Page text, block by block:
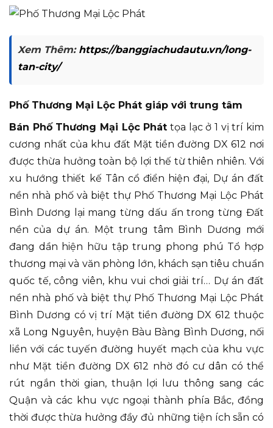
Xem Thêm: https://banggiachudautu.vn/long-
tan-city/
Phố Thương Mại Lộc Phát giáp với trung tâm
Bán Phố Thương Mại Lộc Phát tọa lạc ở 1 vị trí kim
cương nhất của khu đất Mặt tiền đường DX 612 nơi
được thừa hưởng toàn bộ lợi thế từ thiên nhiên. Với
xu hướng thiết kế Tân cổ điển hiện đại, Dự án đất
nền nhà phố và biệt thự Phố Thương Mại Lộc Phát
Bình Dương lại mang từng dấu ấn trong từng Đất
nền của dự án. Một trung tâm Bình Dương mới
đang dần hiện hữu tập trung phong phú Tổ hợp
thương mại và văn phòng lớn, khách sạn tiêu chuẩn
quốc tế, công viên, khu vui chơi giải trí… Dự án đất
nền nhà phố và biệt thự Phố Thương Mại Lộc Phát
Bình Dương có vị trí Mặt tiền đường DX 612 thuộc
xã Long Nguyên, huyện Bàu Bàng Bình Dương, nối
liền với các tuyến đường huyết mạch của khu vực
như Mặt tiền đường DX 612 nhờ đó cư dân có thể
rút ngắn thời gian, thuận lợi lưu thông sang các
Quận và các khu vực ngoại thành phía Bắc, đồng
thời được thừa hưởng đầy đủ những tiện ích sẵn có